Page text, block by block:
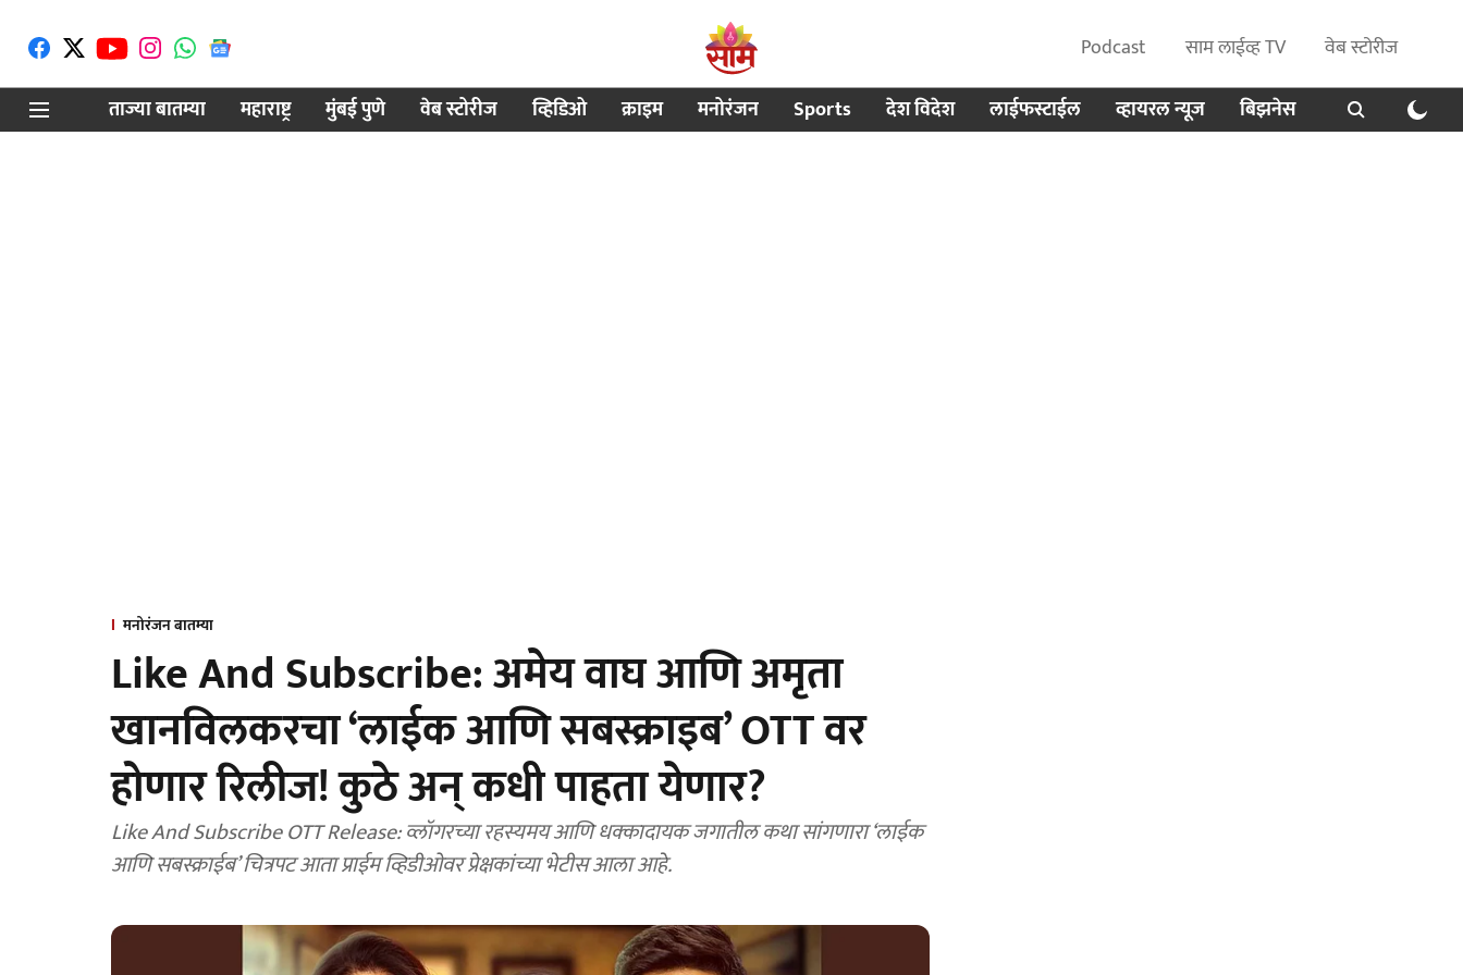
Podcast साम लाईव्ह TV
वेब स्टोरीज
ताज्या बातम्या
महाराष्ट्र मुंबई पुणे वेब स्टोरीज व्हिडिओ क्राइम मनोरंजन Sports देश विदेश लाईफस्टाईल व्हायरल न्यूज बिझनेस
मनोरंजन बातम्या
Like And Subscribe: अमेय वाघ आणि अमृता
खानविलकरचा ‘लाईक आणि सबस्क्राइब’ OTT वर
होणार रिलीज! कुठे अन् कधी पाहता येणार?
Like And Subscribe OTT Release: व्लॉगरच्या रहस्यमय आणि धक्कादायक जगातील कथा सांगणारा ‘लाईक
आणि सबस्क्राईब’ चित्रपट आता प्राईम व्हिडीओवर प्रेक्षकांच्या भेटीस आला आहे.